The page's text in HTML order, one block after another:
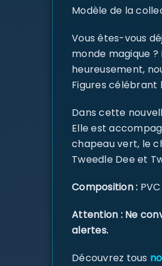
Modèle de la
Vous êtes-vous
monde magique
heureusement,
Figures célébrant
Dans cette
Elle est
chapeau vert, le
Tweedle Dee et
Composition : PVC
Attention : Ne
alertes.
Découvrez tous